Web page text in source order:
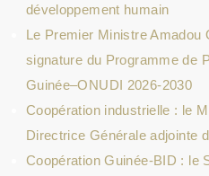
développement humain
Le Premier Ministre Amadou
signature du Programme de
Guinée–ONUDI 2026-2030
Coopération industrielle : le
Directrice Générale adjointe
Coopération Guinée-BID : le